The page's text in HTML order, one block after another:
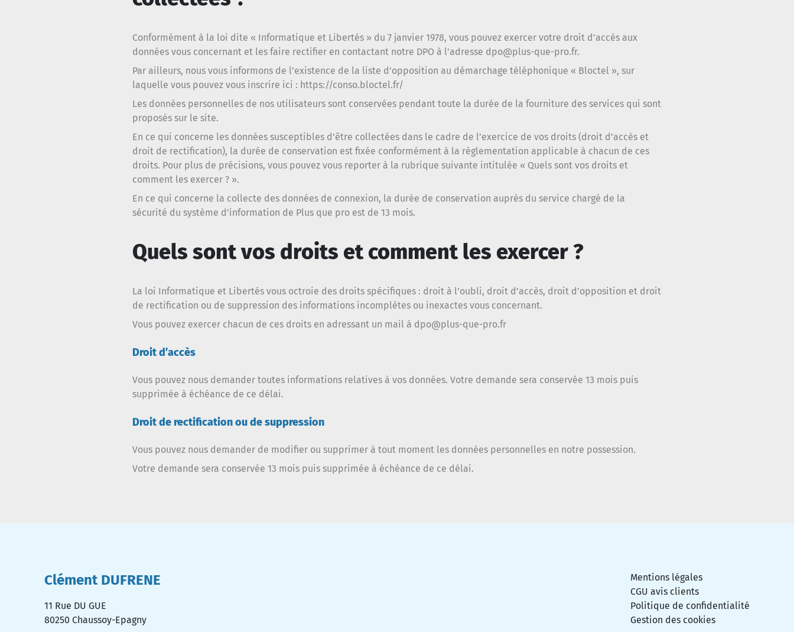
Conformément à la loi dite « Informatique et Libertés » du 7 janvier 1978, vous pouvez exercer votre droit d'accès aux
données vous concernant et les faire rectifier en contactant notre DPO à l'adresse dpo@plus-que-pro.fr.
Par ailleurs, nous vous informons de l’existence de la liste d'opposition au démarchage téléphonique « Bloctel », sur
laquelle vous pouvez vous inscrire ici : https://conso.bloctel.fr/
Les données personnelles de nos utilisateurs sont conservées pendant toute la durée de la fourniture des services qui sont
proposés sur le site.
En ce qui concerne les données susceptibles d’être collectées dans le cadre de l’exercice de vos droits (droit d’accès et
droit de rectification), la durée de conservation est fixée conformément à la réglementation applicable à chacun de ces
droits. Pour plus de précisions, vous pouvez vous reporter à la rubrique suivante intitulée « Quels sont vos droits et
comment les exercer ? ».
En ce qui concerne la collecte des données de connexion, la durée de conservation auprès du service chargé de la
sécurité du système d’information de Plus que pro est de 13 mois.
Quels sont vos droits et comment les exercer ?
La loi Informatique et Libertés vous octroie des droits spécifiques : droit à l’oubli, droit d’accès, droit d’opposition et droit
de rectification ou de suppression des informations incomplètes ou inexactes vous concernant.
Vous pouvez exercer chacun de ces droits en adressant un mail à dpo@plus-que-pro.fr
Droit d’accès
Vous pouvez nous demander toutes informations relatives à vos données. Votre demande sera conservée 13 mois puis
supprimée à échéance de ce délai.
Droit de rectification ou de suppression
Vous pouvez nous demander de modifier ou supprimer à tout moment les données personnelles en notre possession.
Votre demande sera conservée 13 mois puis supprimée à échéance de ce délai.
Clément DUFRENE
11 Rue DU GUE
80250 Chaussoy-Epagny
Mentions légales
CGU avis clients
Politique de confidentialité
Gestion des cookies